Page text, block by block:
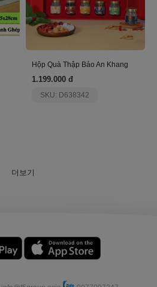
Hộp Quà Thập Bảo An Khang
1.199.000 đ
SKU: D638342
더보기